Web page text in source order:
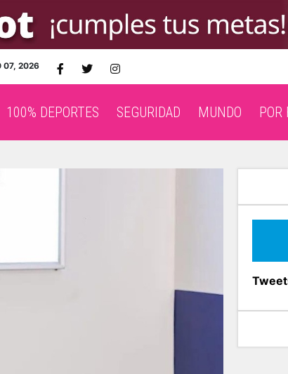
07, 2026
100% DEPORTES SEGURIDAD MUNDO POR